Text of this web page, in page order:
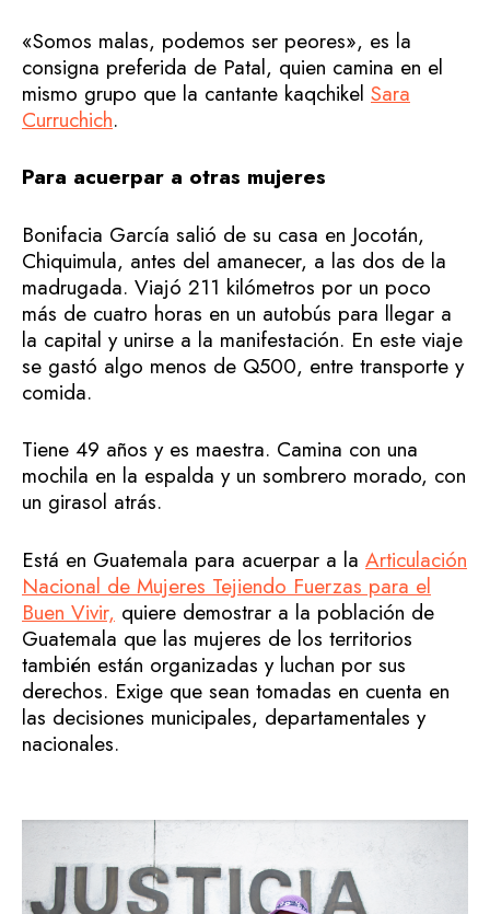
«Somos malas, podemos ser peores», es la
consigna preferida de Patal, quien camina en el
mismo grupo que la cantante kaqchikel Sara
Curruchich.
Para acuerpar a otras mujeres
Bonifacia García salió de su casa en Jocotán,
Chiquimula, antes del amanecer, a las dos de la
madrugada. Viajó 211 kilómetros por un poco
más de cuatro horas en un autobús para llegar a
la capital y unirse a la manifestación. En este viaje
se gastó algo menos de Q500, entre transporte y
comida.
Tiene 49 años y es maestra. Camina con una
mochila en la espalda y un sombrero morado, con
un girasol atrás.
Está en Guatemala para acuerpar a la Articulación
Nacional de Mujeres Tejiendo Fuerzas para el
Buen Vivir, quiere demostrar a la población de
Guatemala que las mujeres de los territorios
también están organizadas y luchan por sus
derechos. Exige que sean tomadas en cuenta en
las decisiones municipales, departamentales y
nacionales.